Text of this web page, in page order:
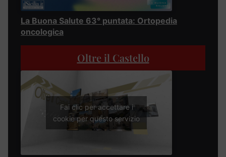
La Buona Salute 63° puntata: Ortopedia
oncologica
Oltre il Castello
Fai clic per accettare i
cookie per questo servizio